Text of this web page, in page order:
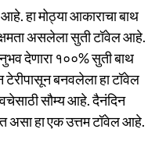
हा मोठ्या आकाराचा बाथ
असलेला सुती टॉवेल आहे.
देणारा १००% सुती बाथ
टेरीपासून बनवलेला हा टॉवेल
सौम्य आहे. दैनंदिन
असा हा एक उत्तम टॉवेल आहे.